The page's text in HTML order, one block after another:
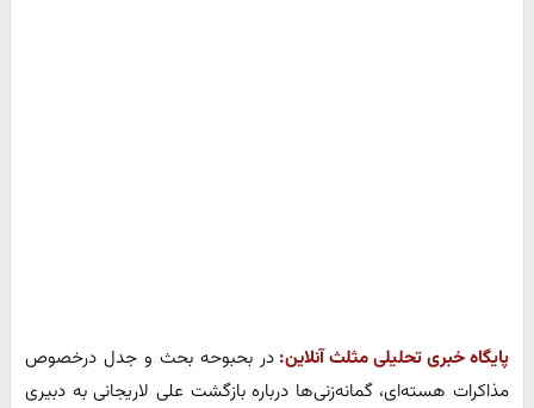
پایگاه خبری تحلیلی مثلث آنلاین: در بحبوحه بحث و جدل درخصوص
مذاکرات هسته‌ای، گمانه‌زنی‌ها درباره بازگشت علی لاریجانی به دبیری